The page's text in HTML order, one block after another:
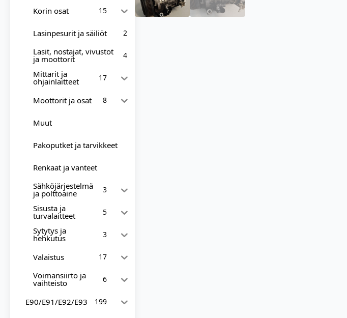
Korin osat 15
Lasinpesurit ja säiliöt 2
Lasit, nostajat, vivustot
ja moottorit 4
Mittarit ja
ohjainlaitteet 17
Moottorit ja osat 8
Muut
Pakoputket ja tarvikkeet
Renkaat ja vanteet
Sähköjärjestelmä
ja polttoaine 3
Sisusta ja
turvalaitteet 5
Sytytys ja
hehkutus 3
Valaistus 17
Voimansiirto ja
vaihteisto 6
E90/E91/E92/E93 199